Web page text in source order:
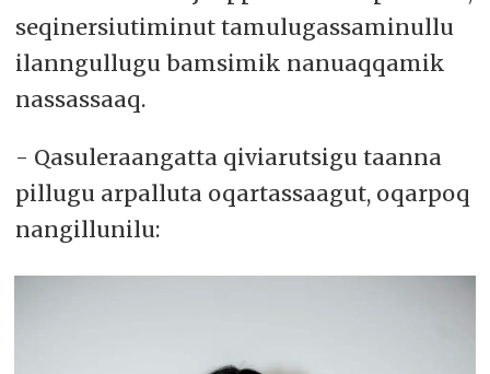
seqinersiutiminut tamulugassaminullu
ilanngullugu bamsimik nanuaqqamik
nassassaaq.
- Qasuleraangatta qiviarutsigu taanna
pillugu arpalluta oqartassaagut, oqarpoq
nangillunilu: